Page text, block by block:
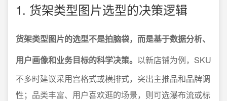
1. 货架类型图片选型的决策逻辑
货架类型图片的选型不是拍脑袋，而是基于数据分析、
用户画像和业务目标的科学决策。 以新店铺为例，SKU
不多时建议采用宫格式或横排式，突出主推品和品牌调
性；品类丰富、用户喜欢逛的场景，则可选瀑布流或标